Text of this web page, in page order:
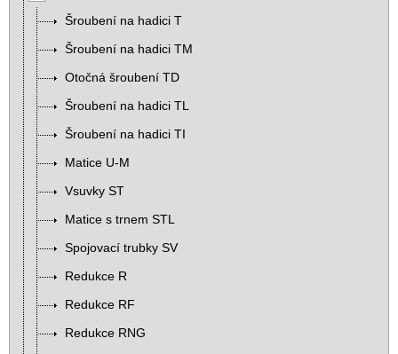
Šroubení na hadici T
Šroubení na hadici TM
Otočná šroubení TD
Šroubení na hadici TL
Šroubení na hadici TI
Matice U-M
Vsuvky ST
Matice s trnem STL
Spojovací trubky SV
Redukce R
Redukce RF
Redukce RNG